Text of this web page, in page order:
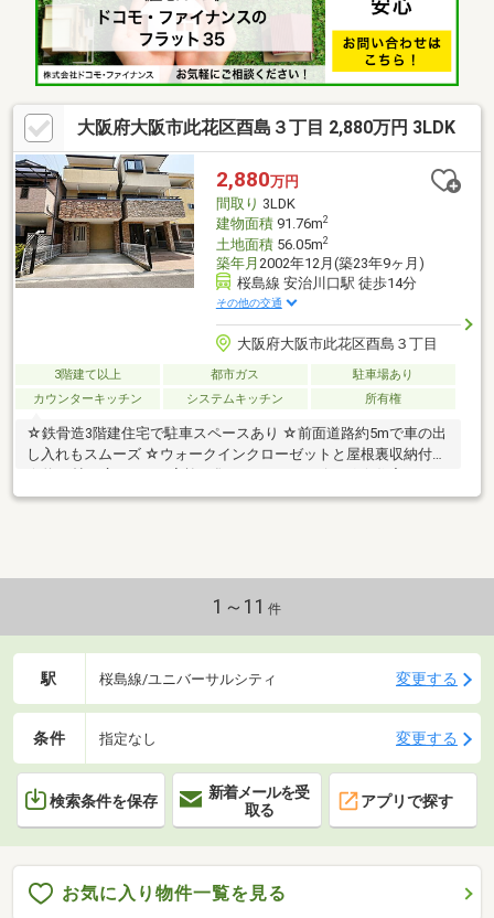
大阪府大阪市此花区酉島３丁目 2,880万円 3LDK
2,880万円
間取り 3LDK
建物面積91.76m2
土地面積56.05m2
築年月 2002年12月(築23年9ヶ月)
桜島線 安治川口駅 徒歩14分
その他の交通
大阪府大阪市此花区酉島３丁目
3階建て以上 都市ガス
駐車場あり
カウンターキッチン
システムキッチン 所有権
☆鉄骨造3階建住宅で駐車スペースあり ☆前面道路約5mで車の出
し入れもスムーズ ☆ウォークインクローゼットと屋根裏収納付き
相談受付中
1～11 件
駅 桜島線/ユニバーサルシティ 変更する
条件 指定なし 変更する
検索条件を保存
新着メールを受
取る
アプリで探す
お気に入り物件一覧を見る